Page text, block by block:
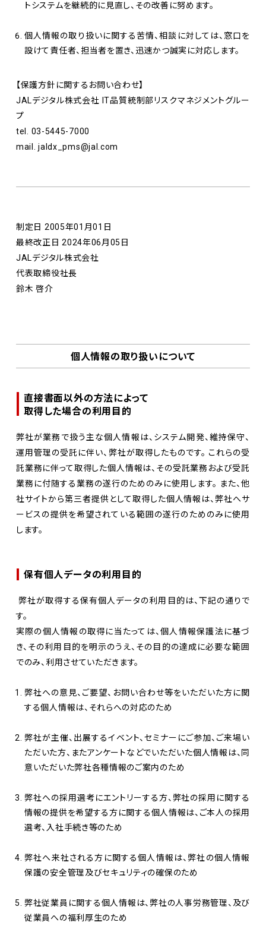
トシステムを継続的に見直し、その改善に努めます。
個人情報の取り扱いに関する苦情、相談に対しては、窓口を
設けて責任者、担当者を置き、迅速かつ誠実に対応します。
【保護方針に関するお問い合わせ】
JALデジタル株式会社 IT品質統制部リスクマネジメントグルー
プ
tel. 03-5445-7000
mail.jaldx_pms@jal.com
制定日 2005年01月01日
最終改正日 2024年06月05日
JALデジタル株式会社
代表取締役社長
鈴木 啓介
個人情報の取り扱いについて
直接書面以外の方法によって
取得した場合の利用目的
弊社が業務で扱う主な個人情報は、システム開発、維持保守、
運用管理の受託に伴い、弊社が取得したものです。 これらの受
託業務に伴って取得した個人情報は、その受託業務および受託
業務に付随する業務の遂行のためのみに使用します。 また、他
社サイトから第三者提供として取得した個人情報は、弊社へサ
ービスの提供を希望されている範囲の遂行のためのみに使用
します。
保有個人データの利用目的
弊社が取得する保有個人データの利用目的は、下記の通りで
す。
実際の個人情報の取得に当たっては、個人情報保護法に基づ
き、その利用目的を明示のうえ、その目的の達成に必要な範囲
でのみ、利用させていただきます。
弊社への意見、ご要望、お問い合わせ等をいただいた方に関
する個人情報は、それらへの対応のため
弊社が主催、出展するイベント、セミナーにご参加、ご来場い
ただいた方、またアンケートなどでいただいた個人情報は、同
意いただいた弊社各種情報のご案内のため
弊社への採用選考にエントリーする方、弊社の採用に関する
情報の提供を希望する方に関する個人情報は、ご本人の採用
選考、入社手続き等のため
弊社へ来社される方に関する個人情報は、弊社の個人情報
保護の安全管理及びセキュリティの確保のため
弊社従業員に関する個人情報は、弊社の人事労務管理、及び
従業員への福利厚生のため